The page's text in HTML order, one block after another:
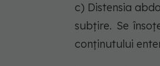
c) Distensia
subțire. Se
conținutului